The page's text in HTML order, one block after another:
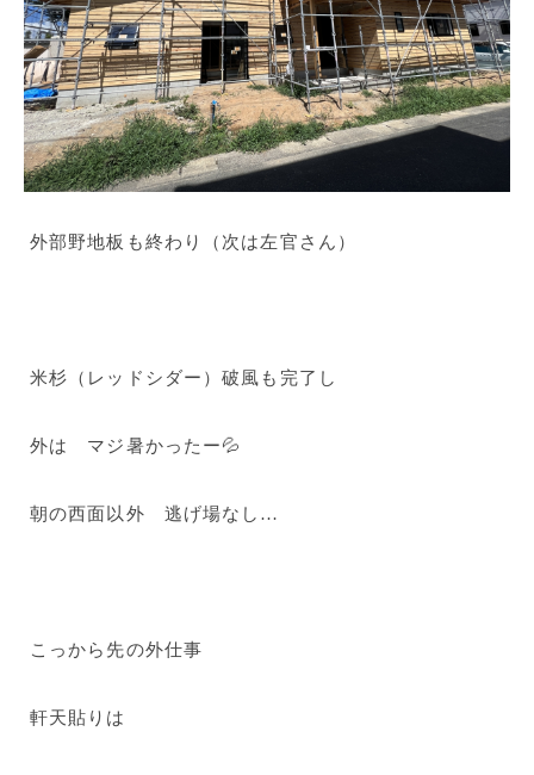
外部野地板も終わり（次は左官さん）
米杉（レッドシダー）破風も完了し
外は マジ暑かったー💦
朝の西面以外 逃げ場なし…
こっから先の外仕事
軒天貼りは